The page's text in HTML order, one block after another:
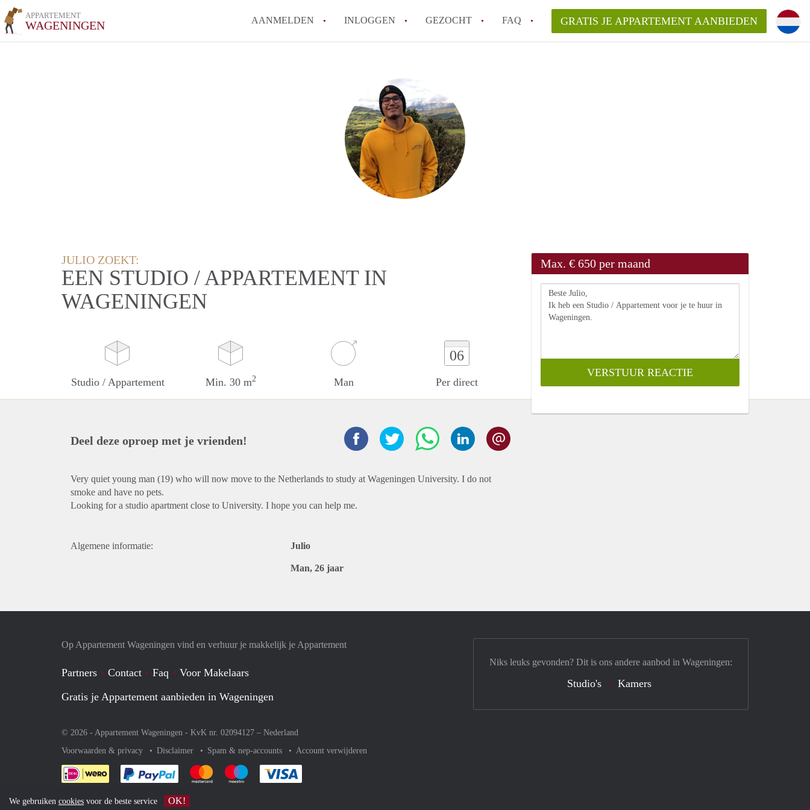
APPARTEMENT
WAGENINGEN AANMELDEN INLOGGEN GEZOCHT FAQ
How to translate AppartementWageningen!
Berekent AppartementWageningen
makelaarsvergoeding/bemiddelingsvergoeding?
Wat is AppartementWageningen?
Wat is de privacyverklaring van AppartementWageningen?
Is AppartementWageningen verantwoordelijk voor het aangeboden
Appartement / Appartementen in Wageningen?
Alle veelgestelde vragen
GRATIS JE APPARTEMENT AANBIEDEN
JULIO ZOEKT:
EEN STUDIO / APPARTEMENT IN
WAGENINGEN
Studio / Appartement Min. 30 m2 Man
06
Per direct
Max. € 650 per maand
Deel deze oproep met je vrienden!
Very quiet young man (19) who will now move to the Netherlands to study at Wageningen University. I do not
smoke and have no pets.
Looking for a studio apartment close to University. I hope you can help me.
Algemene informatie: Julio
Man, 26 jaar
Op Appartement Wageningen vind en verhuur je makkelijk je Appartement
Partners Contact Faq
Voor Makelaars
Gratis je Appartement aanbieden in Wageningen
© 2026 - Appartement Wageningen - KvK nr. 02094127 – Nederland
Voorwaarden & privacy
Disclaimer Spam & nep-accounts Account verwijderen
Je rekent gemakkelijk af met Paypal
Je rekent gemakkelijk af met Mastercard
Je rekent gemakkelijk af met Meastro
Niks leuks gevonden? Dit is ons andere aanbod in Wageningen:
Studio's Kamers
We gebruiken cookies voor de beste service OK!